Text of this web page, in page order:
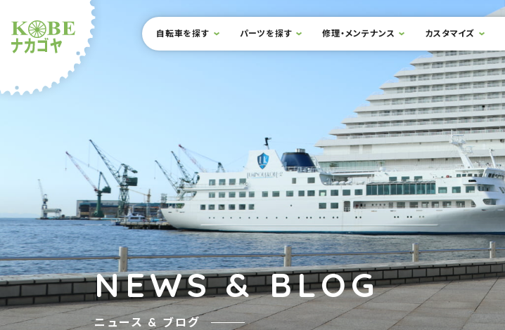
サイト内メニュー
本文までスキップ
自転車を探す パーツを探す 修理・メンテナンス カスタマイズ
NEWS & BLOG
ニュース & ブログ